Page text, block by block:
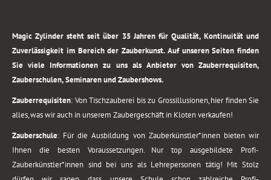
Magic Zylinder steht seit über 35 Jahren für Qualität, Kontinuität und
Zuverlässigkeit im Bereich der Zauberkunst. Auf unseren Seiten finden
Sie viele Informationen zu uns als Anbieter von Zauberrequisiten,
Zauberschulen, Seminaren und Zaubershows.
Zauberrequisiten: Von Tischzauberei bis zu Grossillusionen, hier finden Sie
alles, was wir auch in unserem Zaubergeschäft in Kloten verkaufen!
Zauberschule: Für die Ausbildung von Zauberkünstler*innen bieten wir
Ihnen die besten Voraussetzungen. Nur top ausgebildete Profi-
Zauberkünstler*innen sind bei uns als Lehrepersonen tätig! Mit Stolz